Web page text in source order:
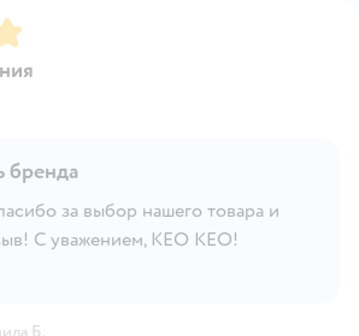
бренда
за выбор нашего товара и
С уважением, КЕО КЕО!
Б.